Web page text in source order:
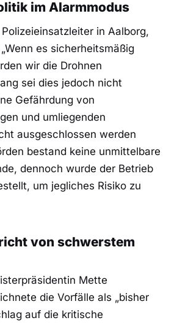
im Alarmmodus
in Aalborg,
es sicherheitsmäßig
wir die Drohnen
sei dies jedoch nicht
Gefährdung von
und umliegenden
ausgeschlossen werden
bestand keine unmittelbare
dennoch wurde der Betrieb
um jegliches Risiko zu
von schwerstem
Mette
die Vorfälle als „bisher
auf die kritische